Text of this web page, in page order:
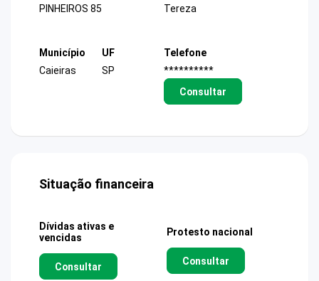
PINHEIROS 85
Tereza
Município
Caieiras
UF
SP
Telefone
**********
Consultar
Situação financeira
Dívidas ativas e
vencidas
Consultar
Protesto nacional
Consultar